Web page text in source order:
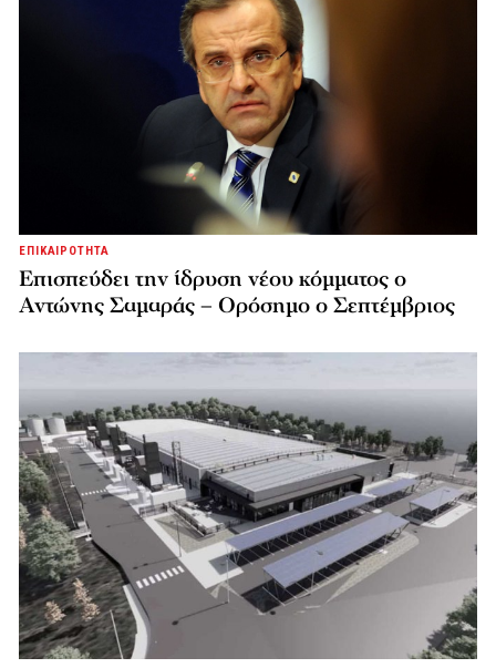
ΕΠΙΚΑΙΡΟΤΗΤΑ
Επισπεύδει την ίδρυση νέου κόμματος o
Αντώνης Σαμαράς – Ορόσημο ο Σεπτέμβριος